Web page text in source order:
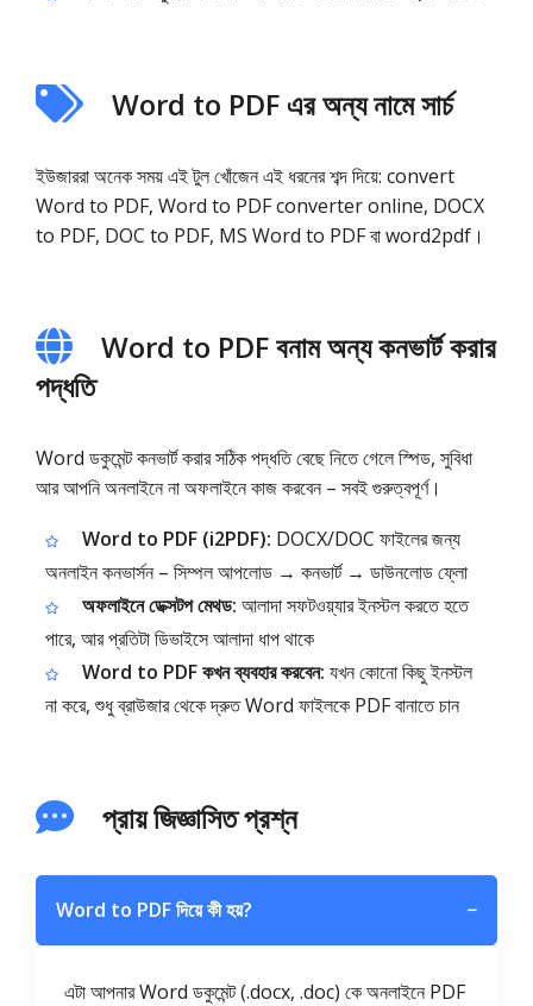
Word to PDF এর অন্য নামে সার্চ
ইউজাররা অনেক সময় এই টুল খোঁজেন এই ধরনের শব্দ দিয়ে: convert
Word to PDF, Word to PDF converter online, DOCX
to PDF, DOC to PDF, MS Word to PDF বা word2pdf।
Word to PDF বনাম অন্য কনভার্ট করার
পদ্ধতি
Word ডকুমেন্ট কনভার্ট করার সঠিক পদ্ধতি বেছে নিতে গেলে স্পিড, সুবিধা
আর আপনি অনলাইনে না অফলাইনে কাজ করবেন – সবই গুরুত্বপূর্ণ।
Word to PDF (i2PDF): DOCX/DOC ফাইলের জন্য
অনলাইন কনভার্সন – সিম্পল আপলোড → কনভার্ট → ডাউনলোড ফ্লো
অফলাইনে ডেক্সটপ মেথড: আলাদা সফটওয়্যার ইনস্টল করতে হতে
পারে, আর প্রতিটা ডিভাইসে আলাদা ধাপ থাকে
Word to PDF কখন ব্যবহার করবেন: যখন কোনো কিছু ইনস্টল
না করে, শুধু ব্রাউজার থেকে দ্রুত Word ফাইলকে PDF বানাতে চান
প্রায় জিজ্ঞাসিত প্রশ্ন
Word to PDF দিয়ে কী হয়? −
এটা আপনার Word ডকুমেন্ট (.docx, .doc) কে অনলাইনে PDF